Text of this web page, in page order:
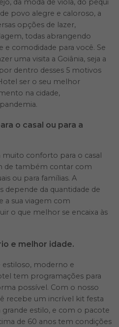
da moda de viola, do pequi
povo alegre e caloroso, a
opções de lazer,
todas abrangendo
e comodidade para você. Se
uma visita a Goiânia, seja a
dentro desses 5 motivos
ser o seu melhor
na cidade,
o casal ou para a
conforto para o casal
de também contar com
ou para famílias. A
depende da quantidade de
a sua viagem com
o que melhor se encaixa às
e melhor idade.
moderno e
tem programações para
possível. Com o nosso
recebe um incrível kit festa
grande estilo, e com o pacote
de 60 anos tem condições